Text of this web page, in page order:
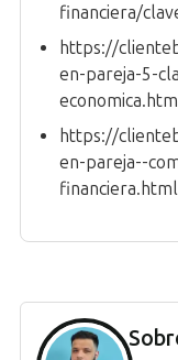
financiera/
https://
en-pareja-5-
https://
en-pareja--
financiera.html